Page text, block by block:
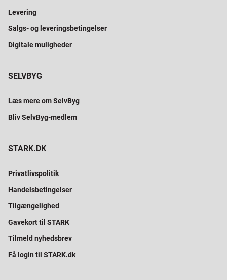
Levering
Salgs- og leveringsbetingelser
Digitale muligheder
SELVBYG
Læs mere om SelvByg
Bliv SelvByg-medlem
STARK.DK
Privatlivspolitik
Handelsbetingelser
Tilgængelighed
Gavekort til STARK
Tilmeld nyhedsbrev
Få login til STARK.dk